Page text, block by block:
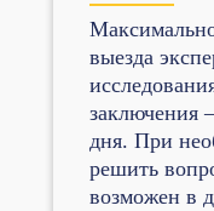
выезда
заключения
дня. При
решить
возможен в